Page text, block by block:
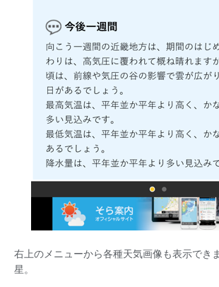
右上のメニューから各種天気画像も表示でき
星。